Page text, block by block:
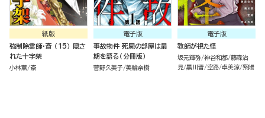
紙版
強制除霊師・斎 （15） 隠さ
れた十字架
小林薫 斎
電子版
事故物件 死屍の部屋は最
期を語る（分冊版）
菅野久美子 美輪奈樹
電子版
教師が視た怪
坂元輝弥 神谷和都 藤森治
見 黒川晋 空路 卓美涼 紫陽